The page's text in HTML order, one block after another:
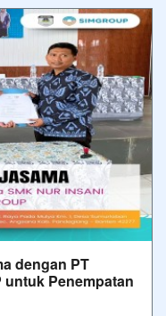
dengan PT
untuk Penempatan